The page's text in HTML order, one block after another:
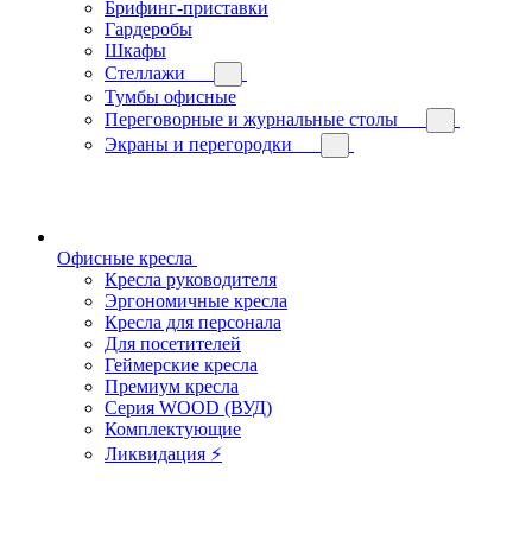
Брифинг-приставки
Гардеробы
Шкафы
Стеллажи
Тумбы офисные
Переговорные и журнальные столы
Экраны и перегородки
Офисные кресла
Кресла руководителя
Эргономичные кресла
Кресла для персонала
Для посетителей
Геймерские кресла
Премиум кресла
Серия WOOD (ВУД)
Комплектующие
Ликвидация ⚡